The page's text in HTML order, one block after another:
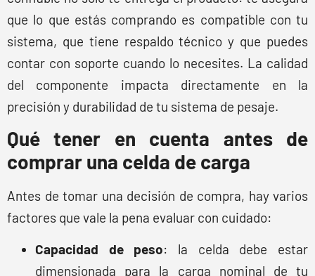
que lo que estás comprando es compatible con tu
sistema, que tiene respaldo técnico y que puedes
contar con soporte cuando lo necesites. La calidad
del componente impacta directamente en la
precisión y durabilidad de tu sistema de pesaje.
Qué tener en cuenta antes de
comprar una celda de carga
Antes de tomar una decisión de compra, hay varios
factores que vale la pena evaluar con cuidado:
Capacidad de peso: la celda debe estar
dimensionada para la carga nominal de tu